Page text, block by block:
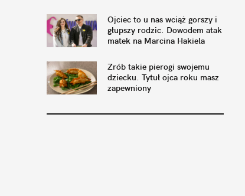
Ojciec to u nas wciąż gorszy i
głupszy rodzic. Dowodem atak
matek na Marcina Hakiela
Zrób takie pierogi swojemu
dziecku. Tytuł ojca roku masz
zapewniony